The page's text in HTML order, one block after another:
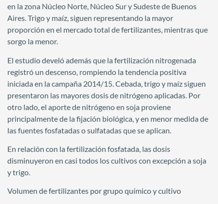
en la zona Núcleo Norte, Núcleo Sur y Sudeste de Buenos
Aires. Trigo y maíz, siguen representando la mayor
proporción en el mercado total de fertilizantes, mientras que
sorgo la menor.
El estudio develó además que la fertilización nitrogenada
registró un descenso, rompiendo la tendencia positiva
iniciada en la campaña 2014/15. Cebada, trigo y maíz siguen
presentaron las mayores dosis de nitrógeno aplicadas. Por
otro lado, el aporte de nitrógeno en soja proviene
principalmente de la fijación biológica, y en menor medida de
las fuentes fosfatadas o sulfatadas que se aplican.
En relación con la fertilización fosfatada, las dosis
disminuyeron en casi todos los cultivos con excepción a soja
y trigo.
Volumen de fertilizantes por grupo químico y cultivo